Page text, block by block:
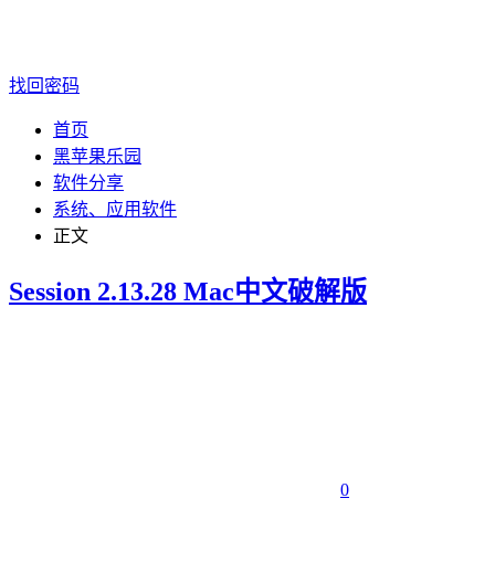
找回密码
首页
黑苹果乐园
软件分享
系统、应用软件
正文
Session 2.13.28 Mac中文破解版
0